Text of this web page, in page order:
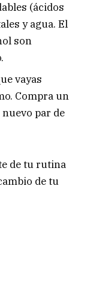
(ácidos
y agua. El
son
vayas
Compra un
par de
de tu rutina
de tu